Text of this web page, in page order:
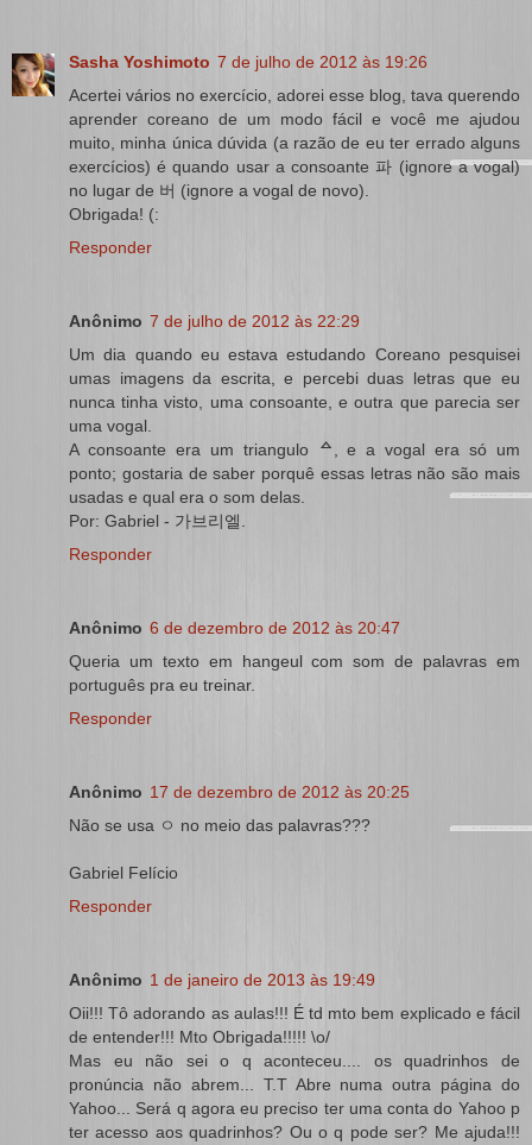
Sasha Yoshimoto 7 de julho de 2012 às 19:26
Acertei vários no exercício, adorei esse blog, tava querendo
aprender coreano de um modo fácil e você me ajudou
muito, minha única dúvida (a razão de eu ter errado alguns
exercícios) é quando usar a consoante 파 (ignore a vogal)
no lugar de 버 (ignore a vogal de novo).
Obrigada! (:
Responder
Anônimo 7 de julho de 2012 às 22:29
Um dia quando eu estava estudando Coreano pesquisei
umas imagens da escrita, e percebi duas letras que eu
nunca tinha visto, uma consoante, e outra que parecia ser
uma vogal.
A consoante era um triangulo ᅀ, e a vogal era só um
ponto; gostaria de saber porquê essas letras não são mais
usadas e qual era o som delas.
Por: Gabriel - 가브리엘.
Responder
Anônimo 6 de dezembro de 2012 às 20:47
Queria um texto em hangeul com som de palavras em
português pra eu treinar.
Responder
Anônimo 17 de dezembro de 2012 às 20:25
Não se usa ㅇ no meio das palavras???
Gabriel Felício
Responder
Anônimo 1 de janeiro de 2013 às 19:49
Oii!!! Tô adorando as aulas!!! É td mto bem explicado e fácil
de entender!!! Mto Obrigada!!!!! \o/
Mas eu não sei o q aconteceu.... os quadrinhos de
pronúncia não abrem... T.T Abre numa outra página do
Yahoo... Será q agora eu preciso ter uma conta do Yahoo p
ter acesso aos quadrinhos? Ou o q pode ser? Me ajuda!!!